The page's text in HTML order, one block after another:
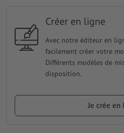
Créer en ligne
Avec notre éditeur en
facilement créer votre
Différents modèles de
disposition.
Je crée en